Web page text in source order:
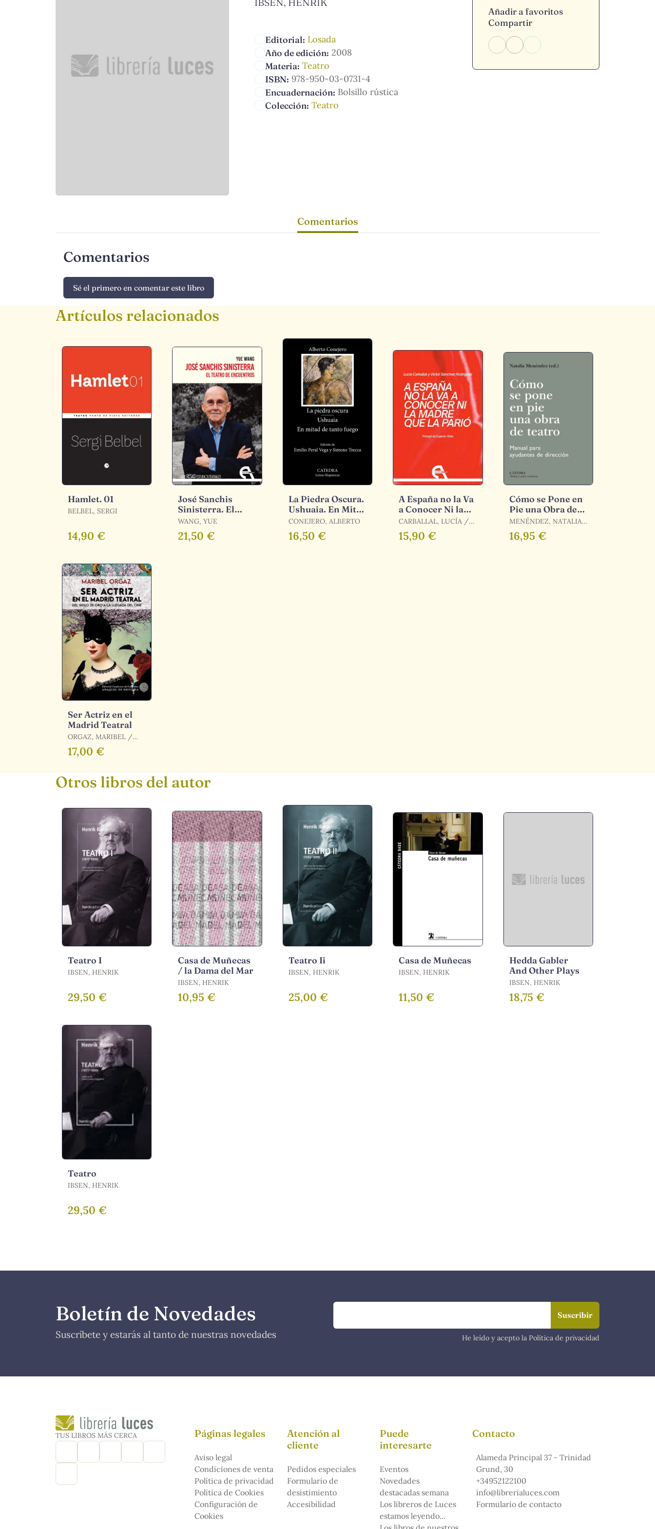
Editorial: Losada
Año de edición: 2008
Materia: Teatro
ISBN: 978-950-03-0731-4
Encuadernación: Bolsillo rústica
Colección: Teatro
Añadir a favoritos
Compartir
Comentarios
Comentarios
Sé el primero en comentar este libro
Artículos relacionados
Hamlet. 01
BELBEL, SERGI
14,90 €
José Sanchis
Sinisterra. El
Teatro de
Encuentros
WANG, YUE
21,50 €
La Piedra Oscura.
Ushuaia. En Mitad
de Tanto Fuego
CONEJERO, ALBERTO
16,50 €
A España no la Va
a Conocer Ni la
Madre que la
Parió
CARBALLAL, LUCÍA /
SÁNCHEZ RODRÍGUEZ,
VÍCTOR
15,90 €
Cómo se Pone en
Pie una Obra de
Teatro
MENÉNDEZ, NATALIA
/ VALENCIANO, PILAR
/ AMESTOY, AINHOA /
16,95 €
Ser Actriz en el
Madrid Teatral
ORGAZ, MARIBEL /
ORGAZ VIGÓN,
MARIBEL
17,00 €
Otros libros del autor
Teatro I
IBSEN, HENRIK
29,50 €
Casa de Muñecas
/ la Dama del Mar
IBSEN, HENRIK
10,95 €
Teatro Ii
IBSEN, HENRIK
25,00 €
Casa de Muñecas
IBSEN, HENRIK
11,50 €
Hedda Gabler
And Other Plays
IBSEN, HENRIK
18,75 €
Teatro
IBSEN, HENRIK
29,50 €
Boletín de Novedades
Suscríbete y estarás al tanto de nuestras novedades He leído y acepto la Política de privacidad
TUS LIBROS MÁS CERCA Páginas legales
Aviso legal
Condiciones de venta
Política de privacidad
Política de Cookies
Configuración de
Cookies
Atención al
cliente
Pedidos especiales
Formulario de
desistimiento
Accesibilidad
Puede
interesarte
Eventos
Novedades
destacadas semana
Los libreros de Luces
estamos leyendo...
Contacto
Alameda Principal 37 - Trinidad
Grund, 30
+34952122100
info@librerialuces.com
Formulario de contacto